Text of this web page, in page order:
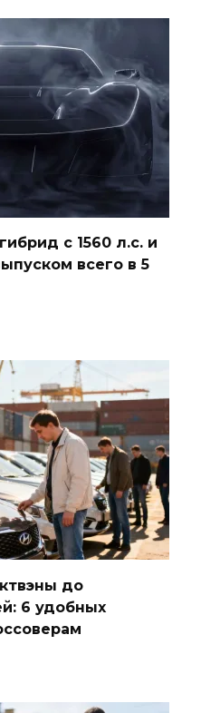
с 1560 л.с. и
всего в 5
до
6 удобных